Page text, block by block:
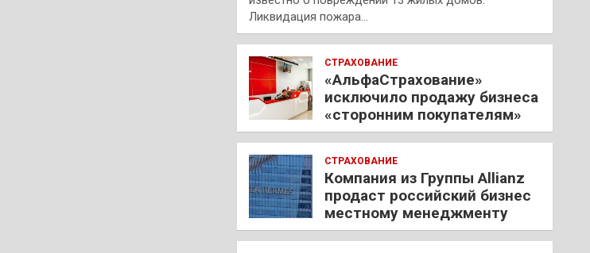
Ликвидация пожара…
СТРАХОВАНИЕ
«АльфаСтрахование»
исключило продажу бизнеса
«сторонним покупателям»
СТРАХОВАНИЕ
Компания из Группы Allianz
продаст российский бизнес
местному менеджменту